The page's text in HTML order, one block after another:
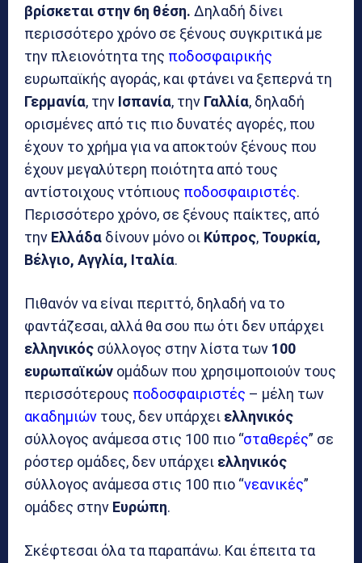
βρίσκεται στην 6η θέση. Δηλαδή δίνει
περισσότερο χρόνο σε ξένους συγκριτικά με
την πλειονότητα της ποδοσφαιρικής
ευρωπαϊκής αγοράς, και φτάνει να ξεπερνά τη
Γερμανία, την Ισπανία, την Γαλλία, δηλαδή
ορισμένες από τις πιο δυνατές αγορές, που
έχουν το χρήμα για να αποκτούν ξένους που
έχουν μεγαλύτερη ποιότητα από τους
αντίστοιχους ντόπιους ποδοσφαιριστές.
Περισσότερο χρόνο, σε ξένους παίκτες, από
την Ελλάδα δίνουν μόνο οι Κύπρος, Τουρκία,
Βέλγιο, Αγγλία, Ιταλία.
Πιθανόν να είναι περιττό, δηλαδή να το
φαντάζεσαι, αλλά θα σου πω ότι δεν υπάρχει
ελληνικός σύλλογος στην λίστα των 100
ευρωπαϊκών ομάδων που χρησιμοποιούν τους
περισσότερους ποδοσφαιριστές – μέλη των
ακαδημιών τους, δεν υπάρχει ελληνικός
σύλλογος ανάμεσα στις 100 πιο “σταθερές” σε
ρόστερ ομάδες, δεν υπάρχει ελληνικός
σύλλογος ανάμεσα στις 100 πιο “νεανικές”
ομάδες στην Ευρώπη.
Σκέφτεσαι όλα τα παραπάνω. Και έπειτα τα